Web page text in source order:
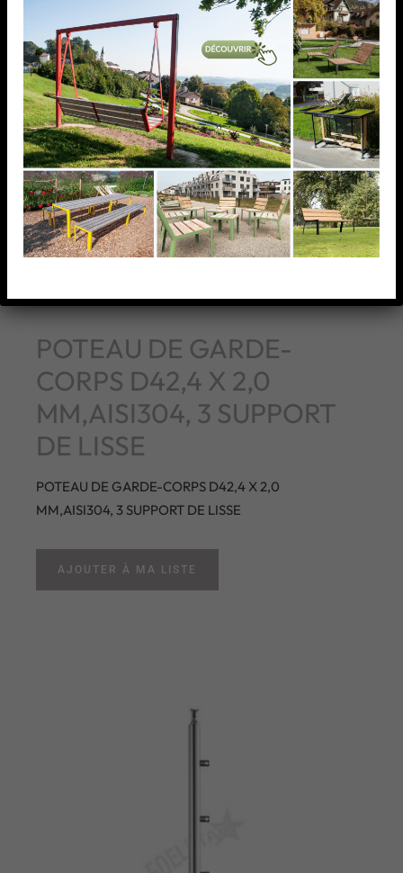
POTEAU DE GARDE-
CORPS D42,4 X 2,0
MM,AISI304, 3 SUPPORT
DE LISSE
POTEAU DE GARDE-CORPS D42,4 X 2,0
MM,AISI304, 3 SUPPORT DE LISSE
AJOUTER À MA LISTE